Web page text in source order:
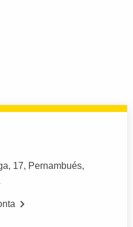
17, Pernambués,